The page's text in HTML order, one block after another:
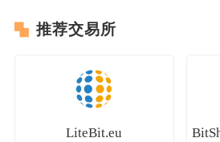
推荐交易所
LiteBit.eu